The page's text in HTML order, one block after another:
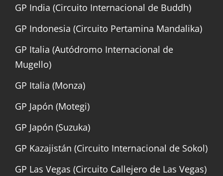
GP India (Circuito Internacional de Buddh)
GP Indonesia (Circuito Pertamina Mandalika)
GP Italia (Autódromo Internacional de
Mugello)
GP Italia (Monza)
GP Japón (Motegi)
GP Japón (Suzuka)
GP Kazajistán (Circuito Internacional de Sokol)
GP Las Vegas (Circuito Callejero de Las Vegas)